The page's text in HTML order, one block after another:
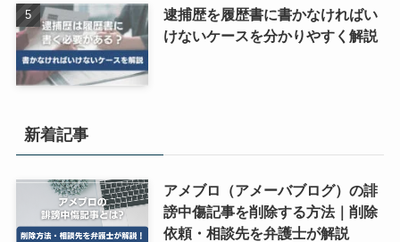
逮捕歴を履歴書に書かなければい
けないケースを分かりやすく解説
新着記事
アメブロ（アメーバブログ）の誹
謗中傷記事を削除する方法｜削除
依頼・相談先を弁護士が解説